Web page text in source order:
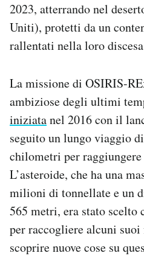
2023, atterrando nel
Uniti), protetti da un
rallentati nella loro
La missione di OSIRIS-
ambiziose degli ultimi
iniziatanel 2016 con il
seguito un lungo viaggio
chilometri per
L’asteroide, che ha una
milioni di tonnellate e un
565 metri, era stato scelto
per raccogliere alcuni
scoprire nuove cose su